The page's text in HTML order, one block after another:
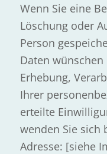
Wenn Sie eine
Löschung oder
Person
Daten
Erhebung,
Ihrer
erteilte
wenden Sie sich
Adresse: [siehe